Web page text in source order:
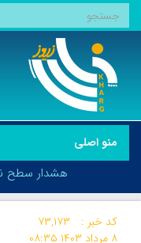
منو اصلی
هشدار سطح
کد خبر :
۷۳,۱۷۳
۸ مرداد ۱۴۰۳
۰۸:۳۵